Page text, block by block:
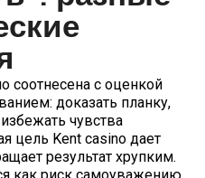
соотнесена с оценкой
доказать планку,
чувства
цель Kent casino дает
результат хрупким.